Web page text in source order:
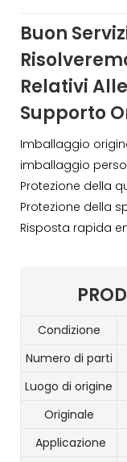
Buon
Relativi
Supporto
Imballaggio
imballaggio
Protezione della
Protezione della
Risposta rapida
Condizione
Numero di parti
Luogo di origine
Originale
Applicazione